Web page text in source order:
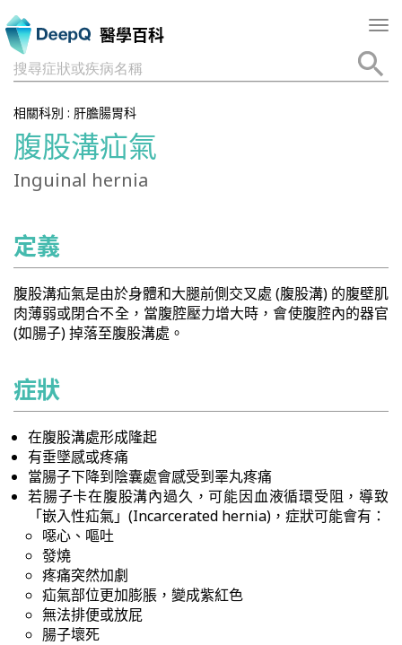
醫學百科
搜尋症狀或疾病名稱
相關科別 : 肝膽腸胃科
腹股溝疝氣
Inguinal hernia
定義
腹股溝疝氣是由於身體和大腿前側交叉處 (腹股溝) 的腹壁肌
肉薄弱或閉合不全，當腹腔壓力增大時，會使腹腔內的器官
(如腸子) 掉落至腹股溝處。
症狀
在腹股溝處形成隆起
有垂墜感或疼痛
當腸子下降到陰囊處會感受到睪丸疼痛
若腸子卡在腹股溝內過久，可能因血液循環受阻，導致
「嵌入性疝氣」(Incarcerated hernia)，症狀可能會有：
噁心、嘔吐
發燒
疼痛突然加劇
疝氣部位更加膨脹，變成紫紅色
無法排便或放屁
腸子壞死